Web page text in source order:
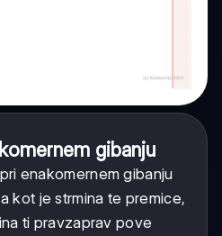
gibanju
enakomernem gibanju
kot je strmina te premice,
ti pravzaprav pove